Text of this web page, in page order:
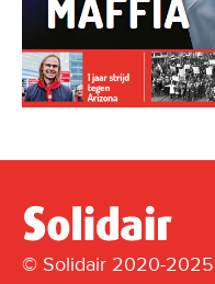
© Solidair 2020-2025